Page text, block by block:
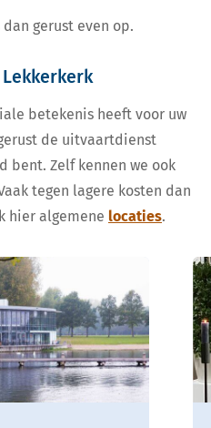
gerust even op.
betekenis heeft voor uw
de uitvaartdienst
bent. Zelf kennen we ook
tegen lagere kosten dan
hier algemene locaties.